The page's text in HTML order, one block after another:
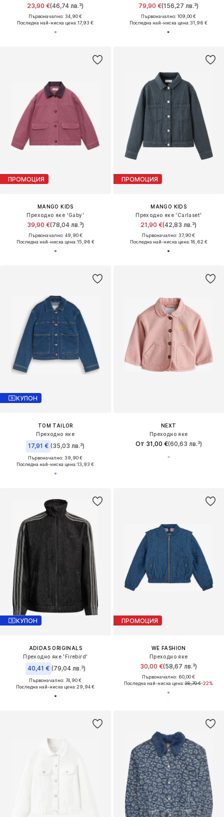
23,90 €(46,74 лв.³)
Първоначално: 34,90 €
Последна най-ниска цена:17,93 €
79,90 €(156,27 лв.³)
Първоначално: 109,00 €
Последна най-ниска цена:31,96 €
ПРОМОЦИЯ
MANGO KIDS
Преходно яке 'Gaby'
39,90 €(78,04 лв.³)
Първоначално: 49,90 €
Последна най-ниска цена:15,96 €
ПРОМОЦИЯ
MANGO KIDS
Преходно яке 'Carlaset'
21,90 €(42,83 лв.³)
Първоначално: 37,90 €
Последна най-ниска цена:18,62 €
КУПОН
TOM TAILOR
Преходно яке
17,91 € (35,03 лв.³)
Първоначално: 39,90 €
Последна най-ниска цена:13,93 €
NEXT
Преходно яке
От 31,00 €(60,63 лв.³)
КУПОН
ADIDAS ORIGINALS
Преходно яке 'Firebird'
40,41 € (79,04 лв.³)
Първоначално: 74,90 €
Последна най-ниска цена:29,94 €
ПРОМОЦИЯ
WE FASHION
Преходно яке
30,00 €(58,67 лв.³)
Първоначално: 60,00 €
Последна най-ниска цена:38,70 €-22%